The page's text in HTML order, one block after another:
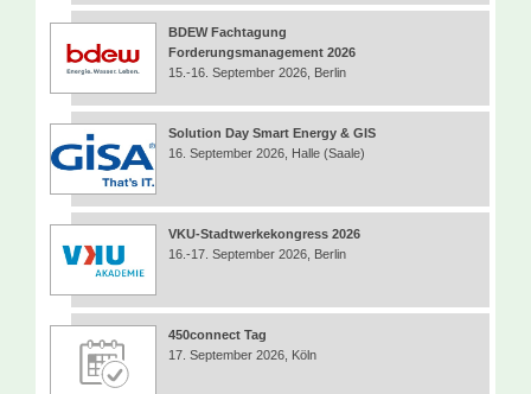
BDEW Fachtagung
Forderungsmanagement 2026
15.-16. September 2026, Berlin
Solution Day Smart Energy & GIS
16. September 2026, Halle (Saale)
VKU-Stadtwerkekongress 2026
16.-17. September 2026, Berlin
450connect Tag
17. September 2026, Köln